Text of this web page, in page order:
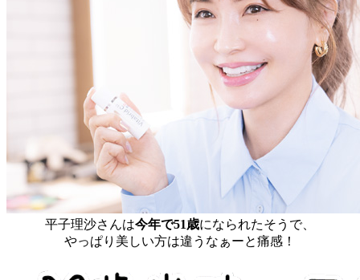
平子理沙さんは今年で51歳になられたそうで、
やっぱり美しい方は違うなぁーと痛感！